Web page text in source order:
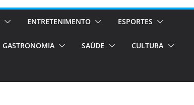
ENTRETENIMENTO ESPORTES
GASTRONOMIA SAÚDE CULTURA